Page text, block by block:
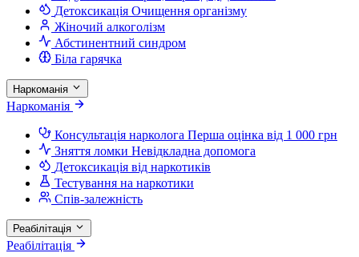
Детоксикація Очищення організму
Жіночий алкоголізм
Абстинентний синдром
Біла гарячка
Наркоманія
Наркоманія
Консультація нарколога Перша оцінка від 1 000 грн
Зняття ломки Невідкладна допомога
Детоксикація від наркотиків
Тестування на наркотики
Спів-залежність
Реабілітація
Реабілітація